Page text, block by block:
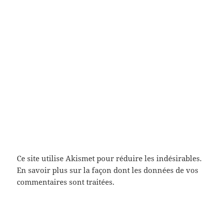
Ce site utilise Akismet pour réduire les indésirables.
En savoir plus sur la façon dont les données de vos
commentaires sont traitées.